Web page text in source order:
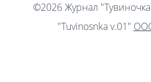
©2026 Журнал
"Tuvinosnka v.01"